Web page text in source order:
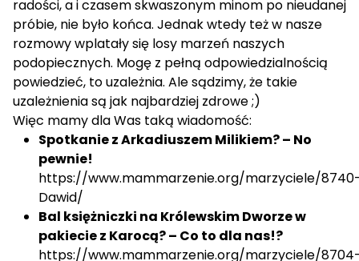
radości, a i czasem skwaszonym minom po nieudanej
próbie, nie było końca. Jednak wtedy też w nasze
rozmowy wplatały się losy marzeń naszych
podopiecznych. Mogę z pełną odpowiedzialnością
powiedzieć, to uzależnia. Ale sądzimy, że takie
uzależnienia są jak najbardziej zdrowe ;)
Więc mamy dla Was taką wiadomość:
Spotkanie z Arkadiuszem Milikiem? – No
pewnie!
https://www.mammarzenie.org/marzyciele/
Dawid/
Bal księżniczki na Królewskim Dworze w
pakiecie z Karocą? – Co to dla nas!?
https://www.mammarzenie.org/marzyciele/